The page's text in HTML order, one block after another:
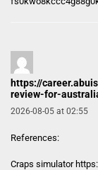
https://
review-for-
2026-08-05 at 02:55
References:
Craps simulator